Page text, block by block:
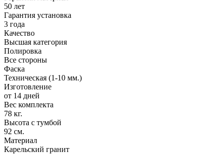
50 лет
Гарантия установка
3 года
Качество
Высшая категория
Полировка
Все стороны
Фаска
Техническая (1-10 мм.)
Изготовление
от 14 дней
Вес комплекта
78 кг.
Высота с тумбой
92 см.
Материал
Карельский гранит